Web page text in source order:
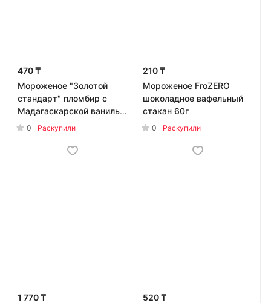
470 ₸
Мороженое "Золотой
стандарт" пломбир с
Мадагаскарской ванилью
120мл
0 Раскупили
210 ₸
Мороженое FroZERO
шоколадное вафельный
стакан 60г
0 Раскупили
1 770 ₸
520 ₸